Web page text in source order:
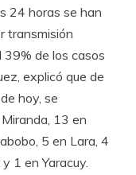
24 horas se han
transmisión
39% de los casos
explicó que de
hoy, se
13 en
5 en Lara, 4
1 en Yaracuy.